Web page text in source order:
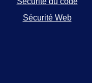
Sécurité Web